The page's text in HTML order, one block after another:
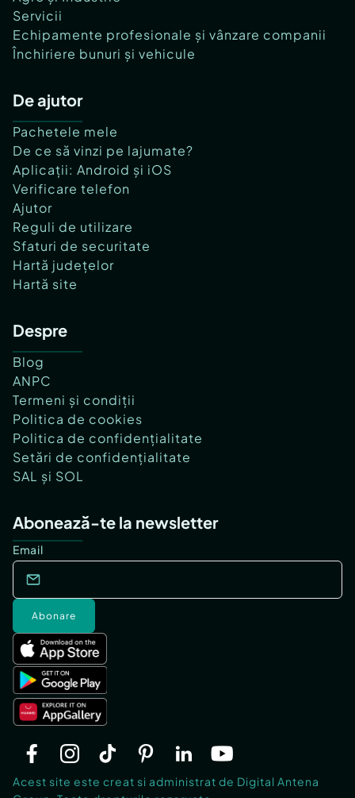
Servicii
Echipamente profesionale și vânzare companii
Închiriere bunuri și vehicule
De ajutor
Pachetele mele
De ce să vinzi pe lajumate?
Aplicații: Android și iOS
Verificare telefon
Ajutor
Reguli de utilizare
Sfaturi de securitate
Hartă județelor
Hartă site
Despre
Blog
ANPC
Termeni și condiții
Politica de cookies
Politica de confidențialitate
Setări de confidențialitate
SAL și SOL
Abonează-te la newsletter
Email
Abonare
Acest site este creat si administrat de Digital Antena